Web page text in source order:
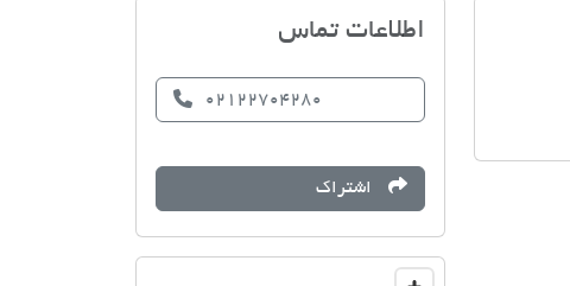
اطلاعات تماس
02122704280
اشتراک